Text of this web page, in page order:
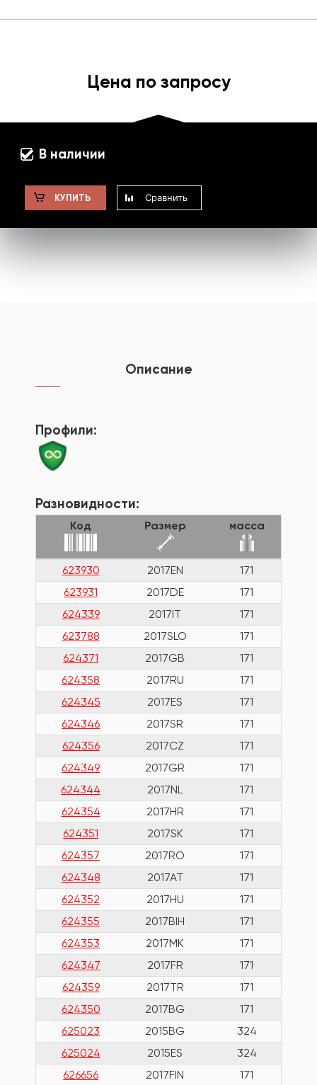
Цена по запросу
В наличии
КУПИТЬ Сравнить
Описание
Профили:
Разновидности:
Код Размер масса
623930 2017EN
171
623931
2017DE
171
624339
2017IT
171
623788
2017SLO
171
624371
2017GB
171
624358
2017RU
171
624345
2017ES
171
624346
2017SR
171
624356
2017CZ
171
624349
2017GR
171
624344
2017NL
171
624354
2017HR
171
624351
2017SK
171
624357
2017RO
171
624348
2017AT
171
624352
2017HU
171
624355
2017BIH
171
624353
2017MK
171
624347
2017FR
171
624359
2017TR
171
624350
2017BG
171
625023
2015BG
324
625024
2015ES
324
626656
2017FIN 171